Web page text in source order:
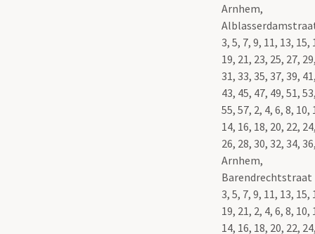
Arnhem,
3, 5, 7, 9, 11, 13, 15,
19, 21, 23, 25, 27,
31, 33, 35, 37, 39,
43, 45, 47, 49, 51,
55, 57, 2, 4, 6, 8, 10,
14, 16, 18, 20, 22,
26, 28, 30, 32, 34,
Arnhem,
Barendrechtstraat
3, 5, 7, 9, 11, 13, 15,
19, 21, 2, 4, 6, 8, 10,
14, 16, 18, 20, 22,